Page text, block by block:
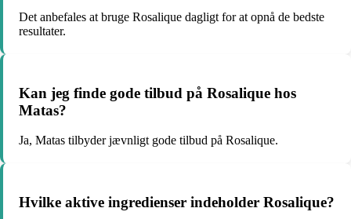
Det anbefales at bruge Rosalique dagligt for at opnå de bedste
resultater.
Kan jeg finde gode tilbud på Rosalique hos
Matas?
Ja, Matas tilbyder jævnligt gode tilbud på Rosalique.
Hvilke aktive ingredienser indeholder Rosalique?